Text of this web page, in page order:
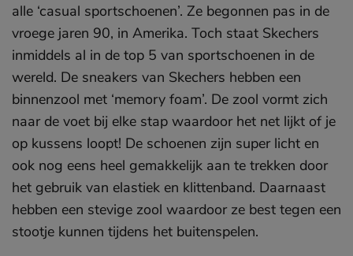
alle ‘casual sportschoenen’. Ze begonnen pas in de
vroege jaren 90, in Amerika. Toch staat Skechers
inmiddels al in de top 5 van sportschoenen in de
wereld. De sneakers van Skechers hebben een
binnenzool met ‘memory foam’. De zool vormt zich
naar de voet bij elke stap waardoor het net lijkt of je
op kussens loopt! De schoenen zijn super licht en
ook nog eens heel gemakkelijk aan te trekken door
het gebruik van elastiek en klittenband. Daarnaast
hebben een stevige zool waardoor ze best tegen een
stootje kunnen tijdens het buitenspelen.